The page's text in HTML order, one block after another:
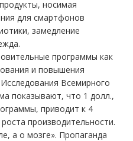
носимая
для смартфонов
замедление
программы как
и повышения
Всемирного
показывают, что 1 долл.,
приводит к 4
производительности.
а о мозге». Пропаганда